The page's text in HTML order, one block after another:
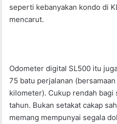
seperti kebanyakan kondo di
mencarut.
Odometer digital SL500 itu
75 batu perjalanan
kilometer). Cukup rendah
tahun. Bukan setakat cakap
memang mempunyai segala